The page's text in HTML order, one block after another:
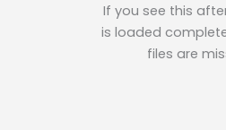
If you see this
is loaded
files are